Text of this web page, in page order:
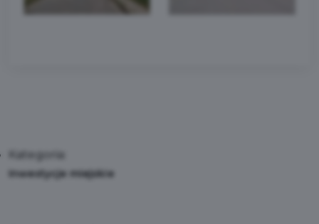
Kategoria:
Inwestycje miejskie